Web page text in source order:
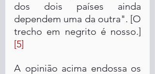
dos dois países ainda
dependem uma da outra". [O
[5]
A opinião acima endossa os